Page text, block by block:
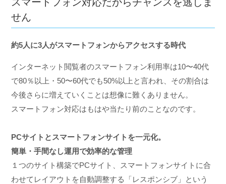
せん
約5人に3人がスマートフォンからアクセスする時代
インターネット閲覧者のスマートフォン利用率は10〜40代
で80％以上・50〜60代でも50%以上と言われ、その割合は
今後さらに増えていくことは想像に難くありません。
スマートフォン対応はもはや当たり前のことなのです。
PCサイトとスマートフォンサイトを一元化。
簡単・手間なし運用で効率的な管理
１つのサイト構築でPCサイト、スマートフォンサイトに合
わせてレイアウトを自動調整する「レスポンシブ」という